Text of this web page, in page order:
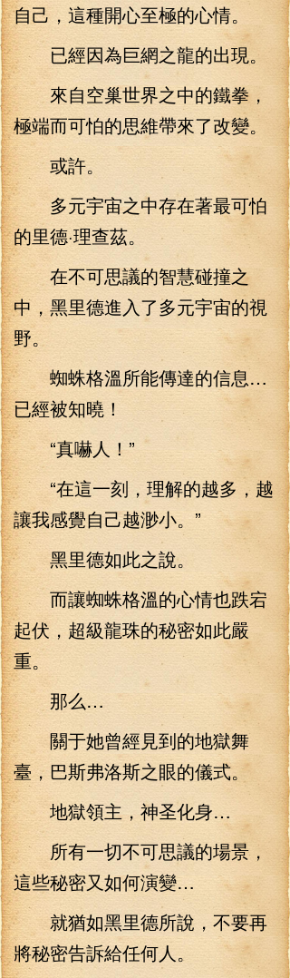
自己，這種開心至極的心情。
已經因為巨網之龍的出現。
來自空巢世界之中的鐵拳，
極端而可怕的思維帶來了改變。
或許。
多元宇宙之中存在著最可怕
的里德·理查茲。
在不可思議的智慧碰撞之
中，黑里德進入了多元宇宙的視
野。
蜘蛛格溫所能傳達的信息…
已經被知曉！
“真嚇人！”
“在這一刻，理解的越多，越
讓我感覺自己越渺小。”
黑里德如此之說。
而讓蜘蛛格溫的心情也跌宕
起伏，超級龍珠的秘密如此嚴
重。
那么…
關于她曾經見到的地獄舞
臺，巴斯弗洛斯之眼的儀式。
地獄領主，神圣化身…
所有一切不可思議的場景，
這些秘密又如何演變…
就猶如黑里德所說，不要再
將秘密告訴給任何人。